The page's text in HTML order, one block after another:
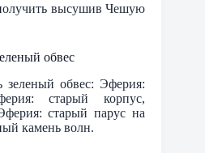
высушив Чешую
обвес
зеленый обвес: Эферия:
старый корпус,
старый парус на
камень волн.